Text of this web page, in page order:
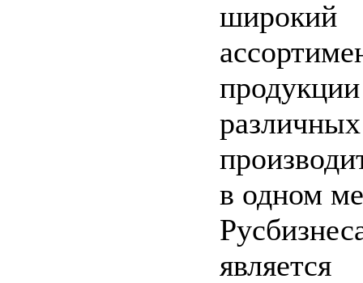
широкий
продукции
различных
в одном
является